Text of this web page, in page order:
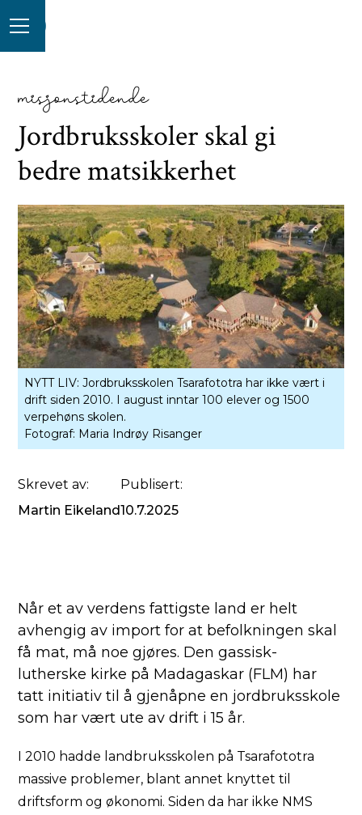
misjonstidende
Jordbruksskoler skal gi
bedre matsikkerhet
NYTT LIV: Jordbruksskolen Tsarafototra har ikke vært i
drift siden 2010. I august inntar 100 elever og 1500
verpehøns skolen.
Fotograf: Maria Indrøy Risanger
Skrevet av:
Martin Eikeland
Publisert:
10.7.2025
Når et av verdens fattigste land er helt
avhengig av import for at befolkningen skal
få mat, må noe gjøres. Den gassisk-
lutherske kirke på Madagaskar (FLM) har
tatt initiativ til å gjenåpne en jordbruksskole
som har vært ute av drift i 15 år.
I 2010 hadde landbruksskolen på Tsarafototra
massive problemer, blant annet knyttet til
driftsform og økonomi. Siden da har ikke NMS